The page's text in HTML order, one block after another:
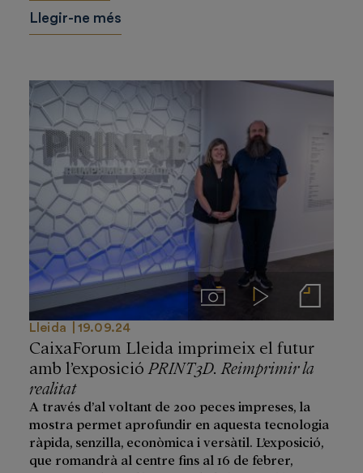
Llegir-ne més
ImágenesVideos Notas de prensa
Lleida 19.09.24
CaixaForum Lleida imprimeix el futur
amb l’exposició PRINT3D. Reimprimir la
realitat
A través d’al voltant de 200 peces impreses, la
mostra permet aprofundir en aquesta tecnologia
ràpida, senzilla, econòmica i versàtil. L’exposició,
que romandrà al centre fins al 16 de febrer,